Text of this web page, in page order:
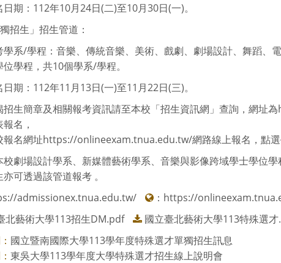
日期：112年10月24日(二)至10月30日(一)。
招生」招生管道：
學系/學程：音樂、傳統音樂、美術、戲劇、劇場設計、舞蹈、
學程，共10個學系/學程。
日期：112年11月13日(一)至11月22日(三)。
招生簡章及相關報考資訊請至本校「招生資訊網」查詢，網
名，
報名網址https://onlineexam.tnua.edu.tw/網路線上報名，點選
校劇場設計學系、新媒體藝術學系、音樂與影像跨域學士學位
可透過該管道報考 。
admissionex.tnua.edu.tw/ ： https://
北藝術大學113招生DM.pdf
國立臺北藝術大學113特殊選
國立暨南國際大學113學年度特殊選才單獨招生訊息
東吳大學113學年度大學特殊選才招生線上說明會